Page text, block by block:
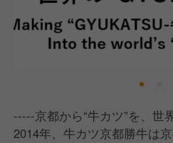
-----京都から“牛カツ”を、世
2014年、牛カツ京都勝牛は